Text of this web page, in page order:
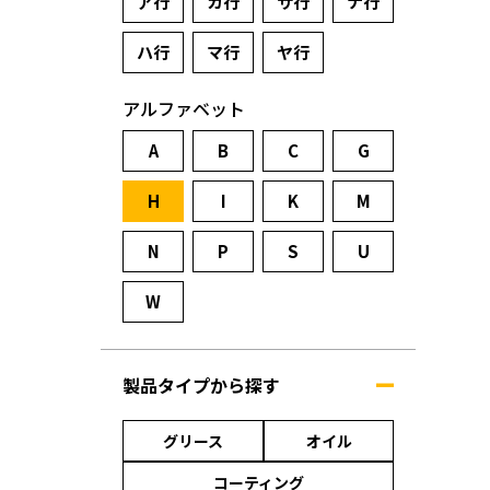
ハ行 マ行 ヤ行
アルファベット
A B C G
H I K M
N P S U
W
製品タイプから探す
グリース
オイル
コーティング